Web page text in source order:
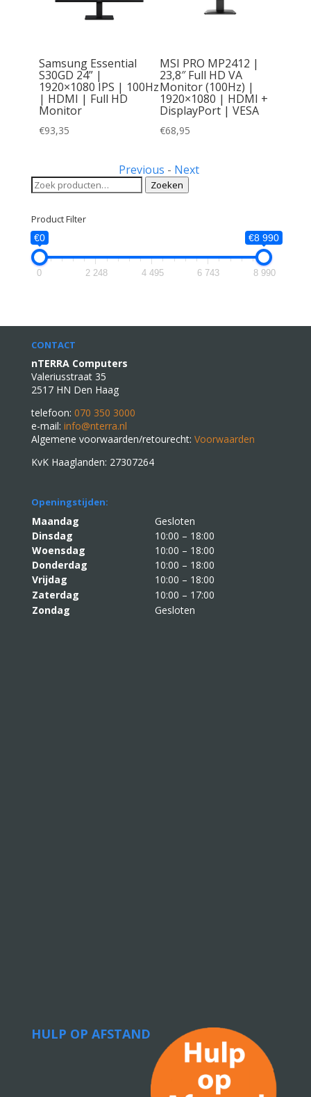
Samsung Essential
S30GD 24” |
1920×1080 IPS | 100Hz
| HDMI | Full HD
Monitor
€93,35
MSI PRO MP2412 |
23,8″ Full HD VA
Monitor (100Hz) |
1920×1080 | HDMI +
DisplayPort | VESA
€68,95
Previous - Next
Zoeken
naar:
Zoeken
Product Filter
€0 €8 990
0 2 248 4 495 6 743 8 990
CONTACT
nTERRA Computers
Valeriusstraat 35
2517 HN Den Haag
telefoon: 070 350 3000
e-mail: info@nterra.nl
Algemene voorwaarden/retourecht: Voorwaarden
KvK Haaglanden: 27307264
Openingstijden:
Maandag
Gesloten
Dinsdag
10:00 – 18:00
Woensdag
10:00 – 18:00
Donderdag
10:00 – 18:00
Vrijdag
10:00 – 18:00
Zaterdag
10:00 – 17:00
Zondag
Gesloten
HULP OP AFSTAND